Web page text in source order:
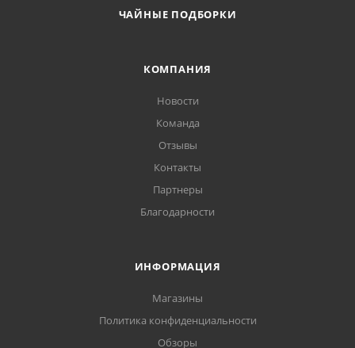
ЧАЙНЫЕ ПОДБОРКИ
КОМПАНИЯ
Новости
Команда
Отзывы
Контакты
Партнеры
Благодарности
ИНФОРМАЦИЯ
Магазины
Политика конфиденциальности
Обзоры